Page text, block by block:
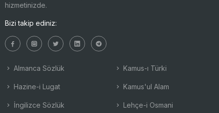
hizmetinizde.
Bizi takip ediniz:
Almanca Sözlük
Hazine-i Lugat
İngilizce Sözlük
Kamus-ı Türki
Kamus'ul Alam
Lehçe-i Osmani